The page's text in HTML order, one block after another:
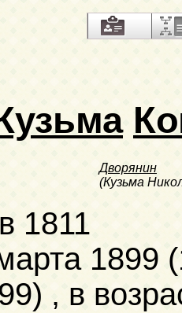
Дворянин
(Кузьма
1811
1899
, в